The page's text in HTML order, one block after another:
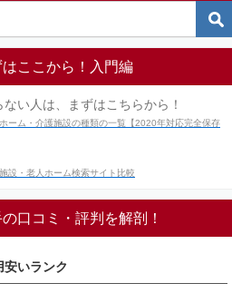
はここから！入門編
ない人は、まずはこちらから！
口コミ・評判を解剖！
安いランク